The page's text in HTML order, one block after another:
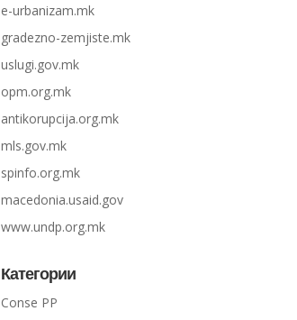
e-urbanizam.mk
gradezno-zemjiste.mk
uslugi.gov.mk
opm.org.mk
antikorupcija.org.mk
mls.gov.mk
spinfo.org.mk
macedonia.usaid.gov
www.undp.org.mk
Категории
Conse PP